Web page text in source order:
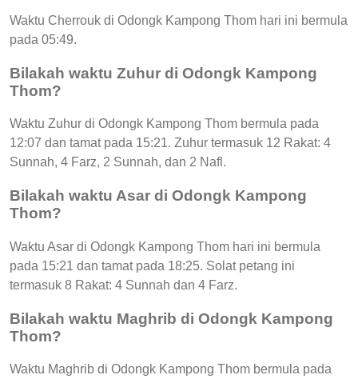
Waktu Cherrouk di Odongk Kampong Thom hari ini bermula
pada 05:49.
Bilakah waktu Zuhur di Odongk Kampong
Thom?
Waktu Zuhur di Odongk Kampong Thom bermula pada
12:07 dan tamat pada 15:21. Zuhur termasuk 12 Rakat: 4
Sunnah, 4 Farz, 2 Sunnah, dan 2 Nafl.
Bilakah waktu Asar di Odongk Kampong
Thom?
Waktu Asar di Odongk Kampong Thom hari ini bermula
pada 15:21 dan tamat pada 18:25. Solat petang ini
termasuk 8 Rakat: 4 Sunnah dan 4 Farz.
Bilakah waktu Maghrib di Odongk Kampong
Thom?
Waktu Maghrib di Odongk Kampong Thom bermula pada